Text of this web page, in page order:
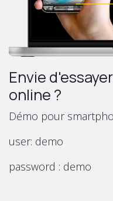
Envie
online ?
Démo pour
user: demo
password : demo